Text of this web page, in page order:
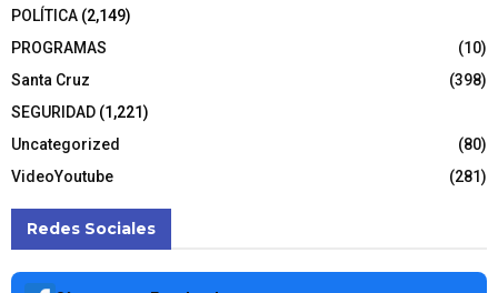
POLÍTICA (2,149)
PROGRAMAS
(10)
Santa Cruz
(398)
SEGURIDAD (1,221)
Uncategorized
(80)
VideoYoutube
(281)
Redes Sociales